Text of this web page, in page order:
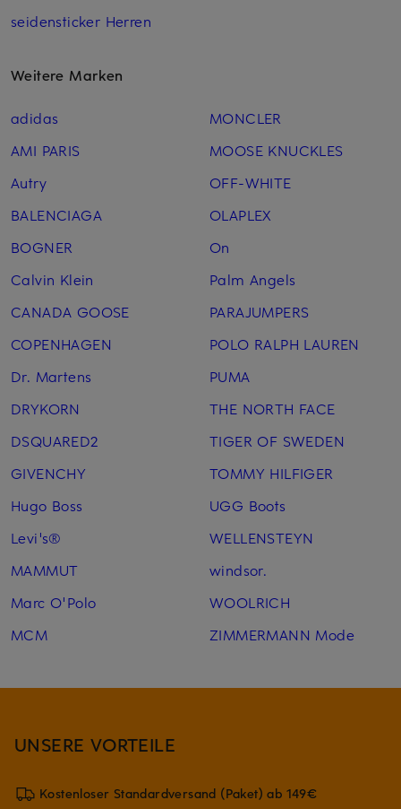
seidensticker Herren
Weitere Marken
adidas
AMI PARIS
Autry
BALENCIAGA
BOGNER
Calvin Klein
CANADA GOOSE
COPENHAGEN
Dr. Martens
DRYKORN
DSQUARED2
GIVENCHY
Hugo Boss
Levi's®
MAMMUT
Marc O'Polo
MCM
MONCLER
MOOSE KNUCKLES
OFF-WHITE
OLAPLEX
On
Palm Angels
PARAJUMPERS
POLO RALPH LAUREN
PUMA
THE NORTH FACE
TIGER OF SWEDEN
TOMMY HILFIGER
UGG Boots
WELLENSTEYN
windsor.
WOOLRICH
ZIMMERMANN Mode
UNSERE VORTEILE
Kostenloser Standardversand (Paket) ab 149€